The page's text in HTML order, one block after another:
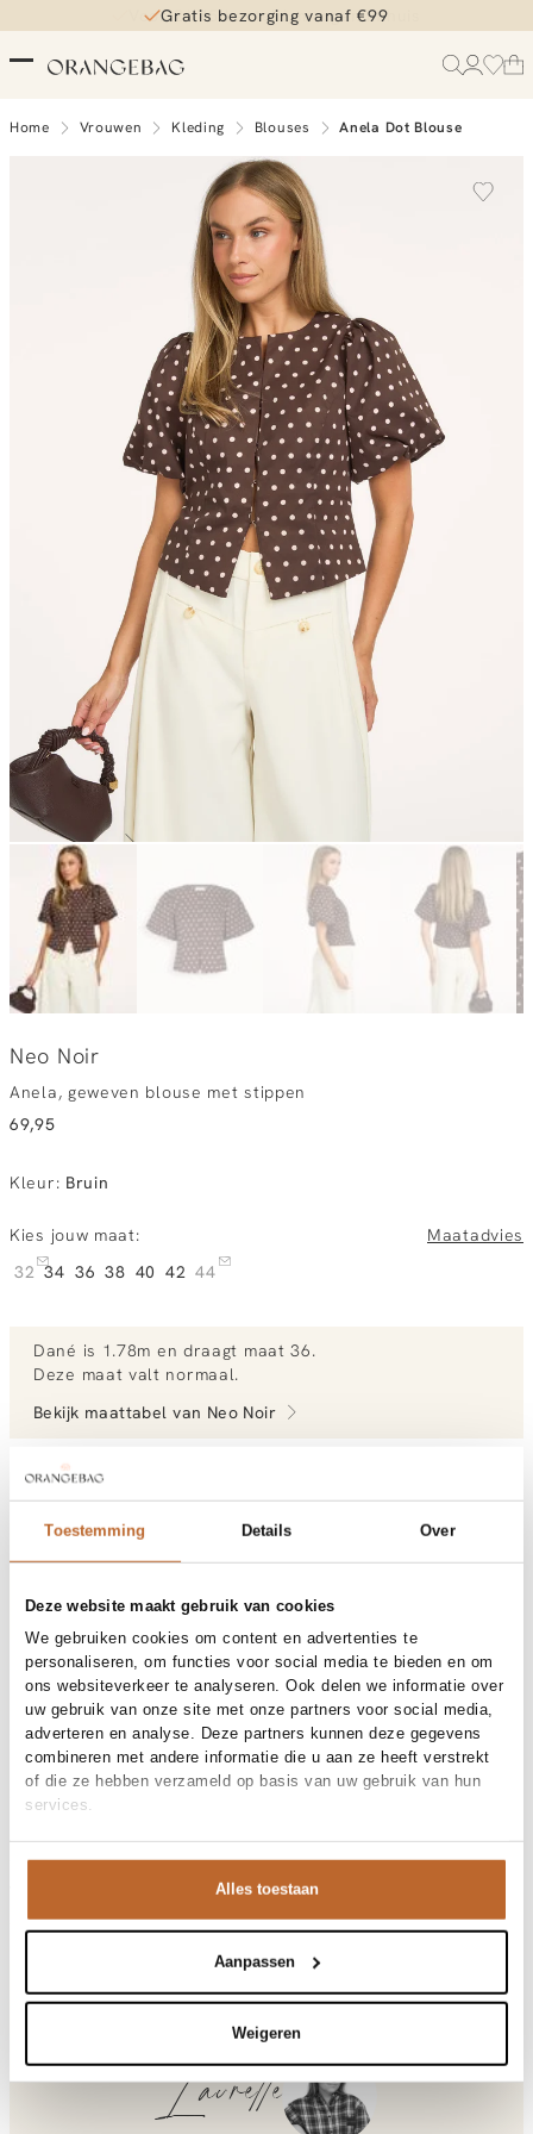
Toestemming Details Over
Deze website maakt gebruik van cookies
We gebruiken cookies om content en advertenties te
personaliseren, om functies voor social media te bieden en om
ons websiteverkeer te analyseren. Ook delen we informatie over
uw gebruik van onze site met onze partners voor social media,
adverteren en analyse. Deze partners kunnen deze gegevens
combineren met andere informatie die u aan ze heeft verstrekt
of die ze hebben verzameld op basis van uw gebruik van hun
services.
Alles toestaan
Aanpassen
Weigeren
Gratis bezorging vanaf €99
Home Vrouwen Kleding Blouses Anela Dot Blouse
Neo Noir
Anela, geweven blouse met stippen
69,95
Kleur: Bruin
Kies jouw maat:
Maatadvies
32 34 36 38 40 42 44
Dané is 1.78m en draagt maat 36.
Deze maat valt normaal.
Bekijk maattabel van Neo Noir
Bekijk meer outfits van Dané
Vandaag besteld, dinsdag in huis
30 dagen bedenktijd
Materiaal en verzorging
Fabric
Fabric: 100% polyester Lining:
95% polyester, 5% elastane.
Reiniging
30°C machine wash
Maat en pasvorm
Maatadvies
167821
Variantnummer
210
Brown
Korte mouw
Sluiting
Haaksluiting
Gelegenheid
Festival, Party, Vakantie
Anela, geweven blouse met stippen
Bij Orangebag ontvang je gratis verzending vanaf €99. Alle
bestellingen worden verzonden met een track & trace-code,
uur op werkdagen? Dan wordt je pakket vandaag nog
Vragen of hulp nodig?
Heb je vragen over onze producten of heb je hulp nodig bij
het plaatsen van een bestelling? Onze klantenservice staat
Shop the look
Laurette